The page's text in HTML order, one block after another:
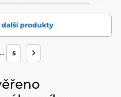
další produkty
… 5